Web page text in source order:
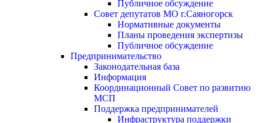
Публичное обсуждение
Совет депутатов МО г.Саяногорск
Нормативные документы
Планы проведения экспертизы
Публичное обсуждение
Предпринимательство
Законодательная база
Информация
Координационный Совет по развитию
МСП
Поддержка предпринимателей
Инфраструктура поддержки